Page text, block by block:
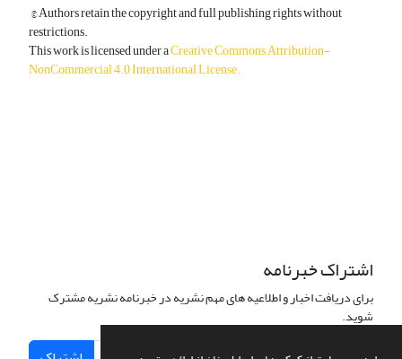
© Authors retain the copyright and full publishing rights without
restrictions.
This work is licensed under aCreative Commons Attribution-
NonCommercial 4.0 International License.
اشتراک خبرنامه
برای دریافت اخبار و اطلاعیه های مهم نشریه در خبرنامه نشریه مشترک
شوید.